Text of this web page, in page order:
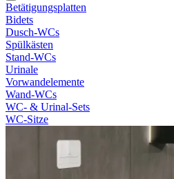
Betätigungsplatten
Bidets
Dusch-WCs
Spülkästen
Stand-WCs
Urinale
Vorwandelemente
Wand-WCs
WC- & Urinal-Sets
WC-Sitze